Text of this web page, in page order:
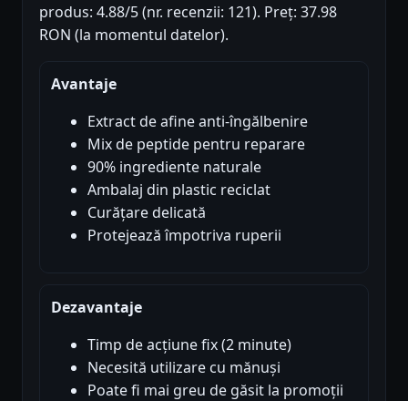
produs: 4.88/5 (nr. recenzii: 121). Preț: 37.98
RON (la momentul datelor).
Avantaje
Extract de afine anti-îngălbenire
Mix de peptide pentru reparare
90% ingrediente naturale
Ambalaj din plastic reciclat
Curățare delicată
Protejează împotriva ruperii
Dezavantaje
Timp de acțiune fix (2 minute)
Necesită utilizare cu mănuși
Poate fi mai greu de găsit la promoții